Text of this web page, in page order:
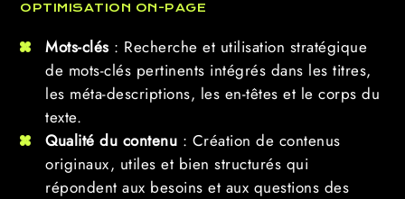
OPTIMISATION ON-PAGE
Mots-clés : Recherche et utilisation stratégique
de mots-clés pertinents intégrés dans les titres,
les méta-descriptions, les en-têtes et le corps du
texte.
Qualité du contenu : Création de contenus
originaux, utiles et bien structurés qui
répondent aux besoins et aux questions des